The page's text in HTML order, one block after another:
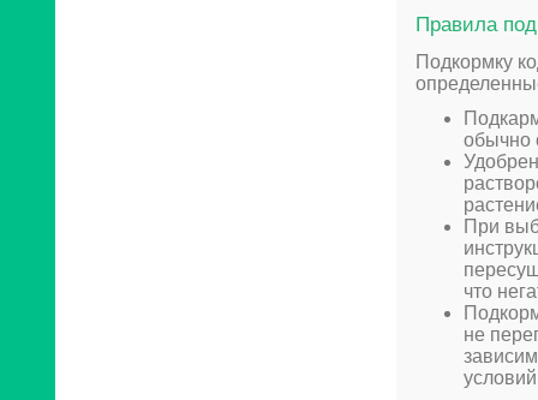
Правила
Подкормку
обычно
При
что
не